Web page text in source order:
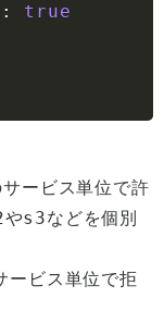
:
true
サービス単位で許
やs3などを個別
ービス単位で拒